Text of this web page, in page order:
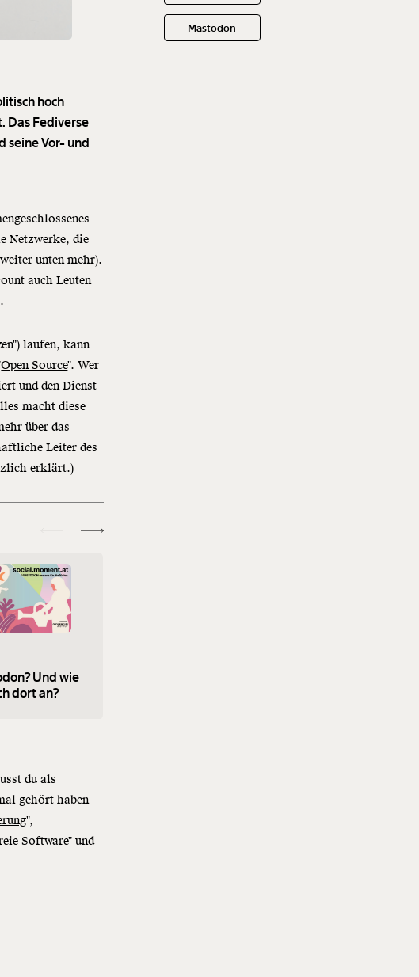
hoch
Das Fediverse
seine Vor- und
Netzwerke, die
unten mehr).
auch Leuten
laufen, kann
Open Source". Wer
und den Dienst
macht diese
über das
Leiter des
erklärt.)
Und wie
dort an?
du als
gehört haben
",
Software" und
Mastodon